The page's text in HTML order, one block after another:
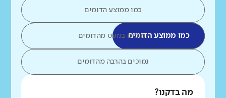
כמו ממוצע הדומים
כמו ממוצע הדומיםנמוכים במעט מהדומים
נמוכים בהרבה מהדומים
מה בדקנו?